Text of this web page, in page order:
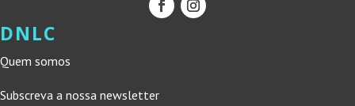
DNLC
Quem somos
Subscreva a nossa newsletter